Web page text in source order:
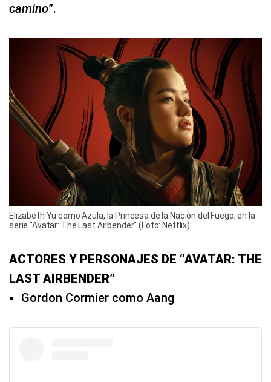
camino”.
Elizabeth Yu como Azula, la Princesa de la Nación del Fuego, en la
serie "Avatar: The Last Airbender" (Foto: Netflix)
ACTORES Y PERSONAJES DE “AVATAR: THE
LAST AIRBENDER”
Gordon Cormier como Aang